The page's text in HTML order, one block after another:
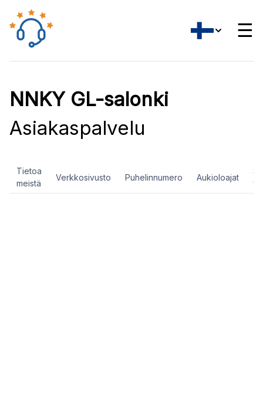
☰
NNKY GL-salonki
Asiakaspalvelu
Tietoa
meistä
Verkkosivusto Puhelinnumero Aukioloajat